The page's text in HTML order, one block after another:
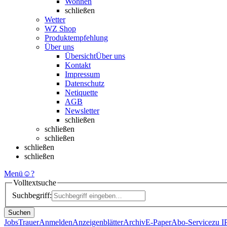
schließen
Wetter
WZ Shop
Produktempfehlung
Über uns
ÜbersichtÜber uns
Kontakt
Impressum
Datenschutz
Netiquette
AGB
Newsletter
schließen
schließen
schließen
schließen
schließen
Menü ☺?
Volltextsuche
Suchbegriff:
Suchen
JobsTrauerAnmeldenAnzeigenblätterArchivE-PaperAbo-Servicezu